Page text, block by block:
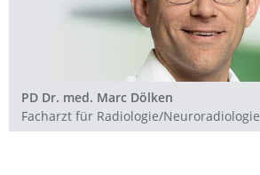
PD Dr. med. Marc Dölken
Facharzt für Radiologie/Neuroradiologie